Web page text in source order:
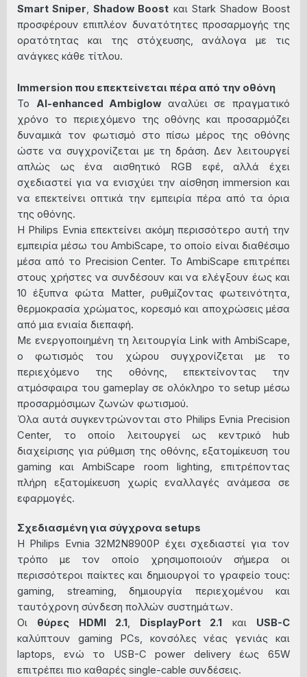
Smart Sniper ,Shadow Boost και Stark Shadow Boost
προσφέρουν επιπλέον δυνατότητες προσαρμογής της
ορατότητας και της στόχευσης, ανάλογα με τις
ανάγκες κάθε τίτλου.
Immersion που επεκτείνεται πέρα από την οθόνη
Το AI-enhanced Ambiglow αναλύει σε πραγματικό
χρόνο το περιεχόμενο της οθόνης και προσαρμόζει
δυναμικά τον φωτισμό στο πίσω μέρος της οθόνης
ώστε να συγχρονίζεται με τη δράση. Δεν λειτουργεί
απλώς ως ένα αισθητικό RGB εφέ, αλλά έχει
σχεδιαστεί για να ενισχύει την αίσθηση immersion και
να επεκτείνει οπτικά την εμπειρία πέρα από τα όρια
της οθόνης.
Η Philips Evnia επεκτείνει ακόμη περισσότερο αυτή την
εμπειρία μέσω του AmbiScape, το οποίο είναι διαθέσιμο
μέσα από το Precision Center. Το AmbiScape επιτρέπει
στους χρήστες να συνδέσουν και να ελέγξουν έως και
10 έξυπνα φώτα Matter, ρυθμίζοντας φωτεινότητα,
θερμοκρασία χρώματος, κορεσμό και αποχρώσεις μέσα
από μια ενιαία διεπαφή.
Με ενεργοποιημένη τη λειτουργία Link with AmbiScape,
ο φωτισμός του χώρου συγχρονίζεται με το
περιεχόμενο της οθόνης, επεκτείνοντας την
ατμόσφαιρα του gameplay σε ολόκληρο το setup μέσω
προσαρμόσιμων ζωνών φωτισμού.
Όλα αυτά συγκεντρώνονται στο Philips Evnia Precision
Center, το οποίο λειτουργεί ως κεντρικό hub
διαχείρισης για ρύθμιση της οθόνης, εξατομίκευση του
gaming και AmbiScape room lighting, επιτρέποντας
πλήρη εξατομίκευση χωρίς εναλλαγές ανάμεσα σε
εφαρμογές.
Σχεδιασμένη για σύγχρονα setups
Η Philips Evnia 32M2N8900P έχει σχεδιαστεί για τον
τρόπο με τον οποίο χρησιμοποιούν σήμερα οι
περισσότεροι παίκτες και δημιουργοί το γραφείο τους:
gaming, streaming, δημιουργία περιεχομένου και
ταυτόχρονη σύνδεση πολλών συστημάτων.
Οι θύρες HDMI 2.1, DisplayPort 2.1 και USB-C
καλύπτουν gaming PCs, κονσόλες νέας γενιάς και
laptops, ενώ το USB-C power delivery έως 65W
επιτρέπει πιο καθαρές single-cable συνδέσεις.